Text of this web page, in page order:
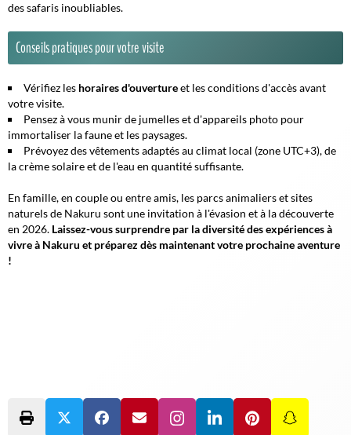
des safaris inoubliables.
Conseils pratiques pour votre visite
Vérifiez les horaires d'ouvertureet les conditions d'accès avant
votre visite.
Pensez à vous munir de jumelles et d'appareils photo pour
immortaliser la faune et les paysages.
Prévoyez des vêtements adaptés au climat local (zone UTC+3), de
la crème solaire et de l'eau en quantité suffisante.
En famille, en couple ou entre amis, les parcs animaliers et sites
naturels de Nakuru sont une invitation à l'évasion et à la découverte
en 2026. Laissez-vous surprendre par la diversité des expériences à
vivre à Nakuru et préparez dès maintenant votre prochaine aventure
!